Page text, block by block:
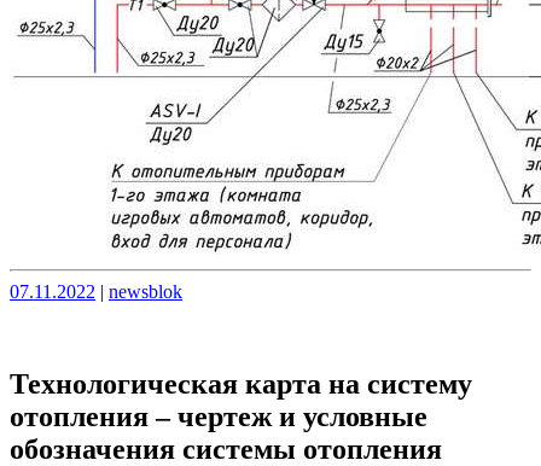
Опубликовано
07.11.2022 | Опубликовано
newsblok
Технологическая карта на систему
отопления – чертеж и условные
обозначения системы отопления